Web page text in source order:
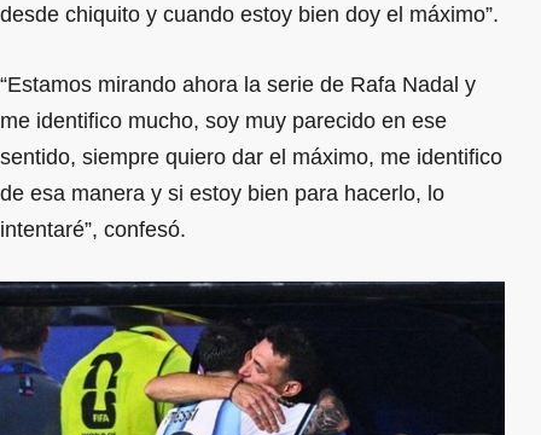
desde chiquito y cuando estoy bien doy el máximo”.
“Estamos mirando ahora la serie de Rafa Nadal y
me identifico mucho, soy muy parecido en ese
sentido, siempre quiero dar el máximo, me identifico
de esa manera y si estoy bien para hacerlo, lo
intentaré”, confesó.